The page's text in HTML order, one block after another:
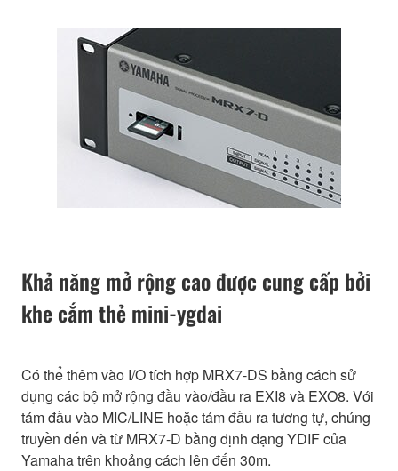
Khả năng mở rộng cao được cung cấp bởi
khe cắm thẻ mini-ygdai
Có thể thêm vào I/O tích hợp MRX7-DS bằng cách sử
dụng các bộ mở rộng đầu vào/đầu ra EXI8 và EXO8. Với
tám đầu vào MIC/LINE hoặc tám đầu ra tương tự, chúng
truyền đến và từ MRX7-D bằng định dạng YDIF của
Yamaha trên khoảng cách lên đến 30m.